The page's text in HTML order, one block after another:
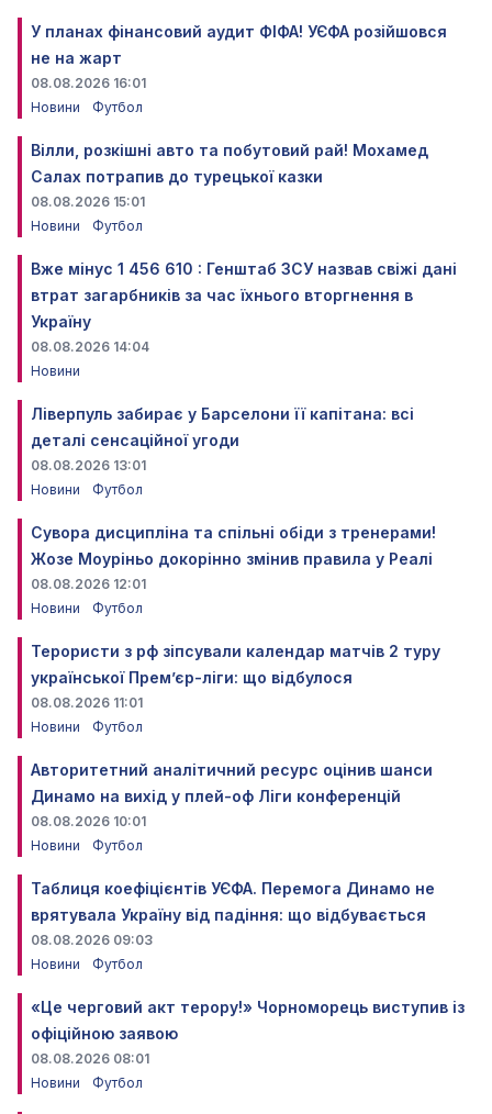
У планах фінансовий аудит ФІФА! УЄФА розійшовся
не на жарт
08.08.2026 16:01
Новини
Футбол
Вілли, розкішні авто та побутовий рай! Мохамед
Салах потрапив до турецької казки
08.08.2026 15:01
Новини
Футбол
Вже мінус 1 456 610 : Генштаб ЗСУ назвав свіжі дані
втрат загарбників за час їхнього вторгнення в
Україну
08.08.2026 14:04
Новини
Ліверпуль забирає у Барселони її капітана: всі
деталі сенсаційної угоди
08.08.2026 13:01
Новини
Футбол
Сувора дисципліна та спільні обіди з тренерами!
Жозе Моуріньо докорінно змінив правила у Реалі
08.08.2026 12:01
Новини
Футбол
Терористи з рф зіпсували календар матчів 2 туру
української Прем’єр-ліги: що відбулося
08.08.2026 11:01
Новини
Футбол
Авторитетний аналітичний ресурс оцінив шанси
Динамо на вихід у плей-оф Ліги конференцій
08.08.2026 10:01
Новини
Футбол
Таблиця коефіцієнтів УЄФА. Перемога Динамо не
врятувала Україну від падіння: що відбувається
08.08.2026 09:03
Новини
Футбол
«Це черговий акт терору!» Чорноморець виступив із
офіційною заявою
08.08.2026 08:01
Новини
Футбол